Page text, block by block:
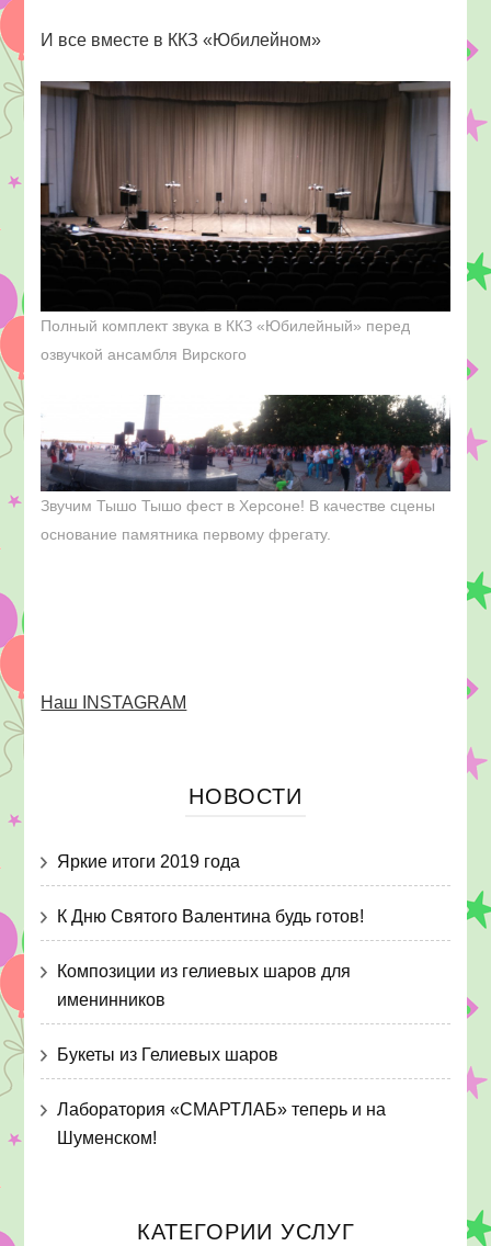
И все вместе в ККЗ «Юбилейном»
Полный комплект звука в ККЗ «Юбилейный» перед
озвучкой ансамбля Вирского
Звучим Тышо Тышо фест в Херсоне! В качестве сцены
основание памятника первому фрегату.
Наш INSTAGRAM
НОВОСТИ
Яркие итоги 2019 года
К Дню Святого Валентина будь готов!
Композиции из гелиевых шаров для
именинников
Букеты из Гелиевых шаров
Лаборатория «СМАРТЛАБ» теперь и на
Шуменском!
КАТЕГОРИИ УСЛУГ